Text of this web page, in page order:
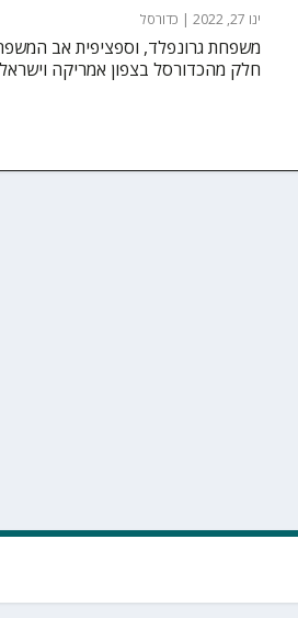
ינו 27, 2022 | כדורסל
משפחת גרונפלד, וספציפית אב
חלק מהכדורסל בצפון אמריקה